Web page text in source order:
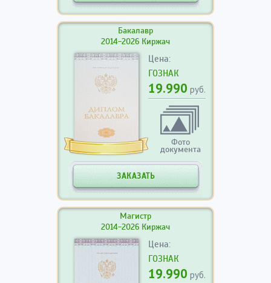
Бакалавр
2014-2026 Киржач
Цена:
ГОЗНАК
19.990 руб.
Фото
документа
ЗАКАЗАТЬ
Магистр
2014-2026 Киржач
Цена:
ГОЗНАК
19.990 руб.